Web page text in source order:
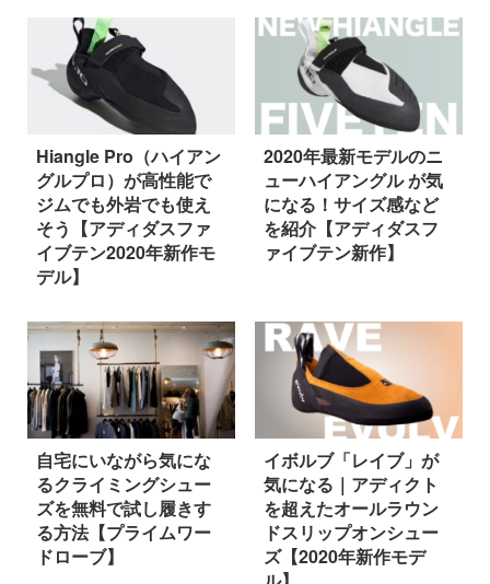
Hiangle Pro（ハイアン
グルプロ）が高性能で
ジムでも外岩でも使え
そう【アディダスファ
イブテン2020年新作モ
デル】
2020年最新モデルのニ
ューハイアングル が気
になる！サイズ感など
を紹介【アディダスフ
ァイブテン新作】
自宅にいながら気にな
るクライミングシュー
ズを無料で試し履きす
る方法【プライムワー
ドローブ】
イボルブ「レイブ」が
気になる｜アディクト
を超えたオールラウン
ドスリップオンシュー
ズ【2020年新作モデ